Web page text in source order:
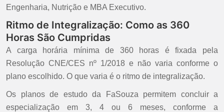
Engenharia, Nutrição e MBA Executivo.
Ritmo de Integralização: Como as 360
Horas São Cumpridas
A carga horária mínima de 360 horas é fixada pela
Resolução CNE/CES nº 1/2018 e não varia conforme o
plano escolhido. O que varia é o ritmo de integralização.
Os planos de estudo da FaSouza permitem concluir a
especialização em 3, 4 ou 6 meses, conforme a